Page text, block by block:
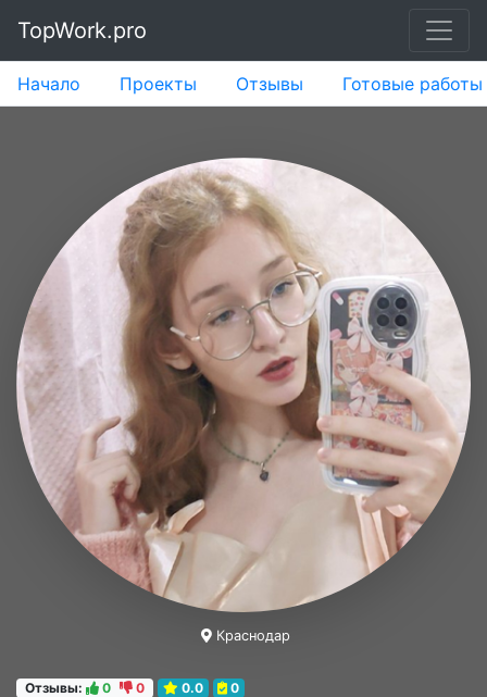
TopWork.pro
Начало Проекты Отзывы Готовые работы
Отзывы: 0 0 0.0 0
Краснодар